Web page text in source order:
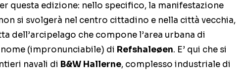
questa edizione: nello specifico, la manifestazione
si svolgerà nel centro cittadino e nella città vecchia,
dell’arcipelago che compone l’area urbana di
(impronunciabile) di Refshaleøen. E’ qui che si
navali di B&W Hallerne, complesso industriale di